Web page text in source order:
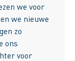
we voor
we nieuwe
zo
ons
voor